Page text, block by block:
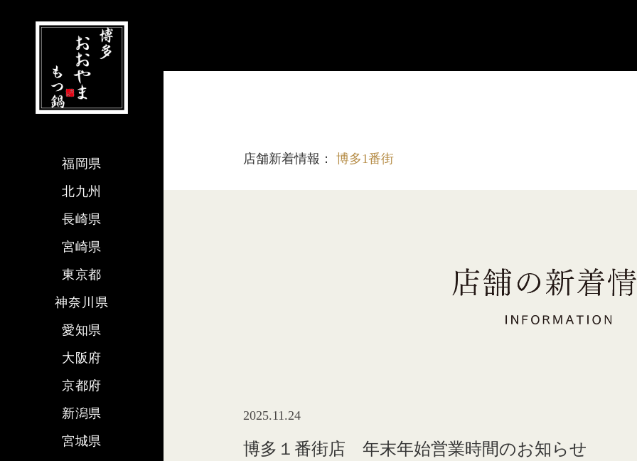
店舗新着情報： 博多1番街
2025.11.24
博多１番街店 年末年始営業時間のお知らせ
福岡県
北九州
長崎県
宮崎県
東京都
神奈川県
愛知県
大阪府
京都府
新潟県
宮城県